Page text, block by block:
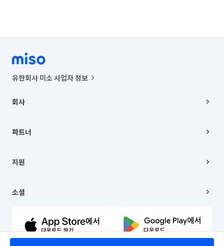
유한회사 미소 사업자 정보
00019 |
주소 | 본사: 서울특별시 종로구 율곡로 6(중학동, 트윈트리빌딩) B동 5층
컨택센터 : 서울특별시 종로구 수송동 율곡로 24, 7층, 8층 미소
상품, 상품정보, 거래에 관한 의무와 책임은 거래당사자에게 있습니다.
언론 보도 관련 문의:
© 유한회사 미소. Miso, Inc. All Rights Reserved.
회사
채용
파트너
이사
지원
이용약관
문의하기
소셜
유튜브